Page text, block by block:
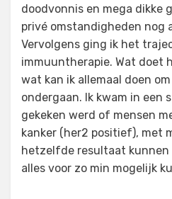
doodvonnis en mega dikke
privé omstandigheden nog
Vervolgens ging ik het
immuuntherapie. Wat doet
wat kan ik allemaal doen
ondergaan. Ik kwam in een
gekeken werd of mensen
kanker (her2 positief), met
hetzelfde resultaat kunnen
alles voor zo min mogelijk